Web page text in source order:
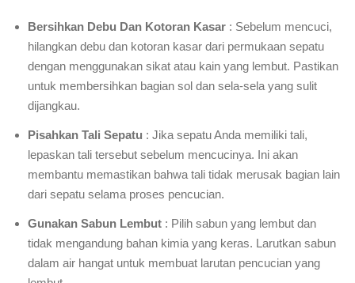
Bersihkan Debu Dan Kotoran Kasar : Sebelum mencuci,
hilangkan debu dan kotoran kasar dari permukaan sepatu
dengan menggunakan sikat atau kain yang lembut. Pastikan
untuk membersihkan bagian sol dan sela-sela yang sulit
dijangkau.
Pisahkan Tali Sepatu : Jika sepatu Anda memiliki tali,
lepaskan tali tersebut sebelum mencucinya. Ini akan
membantu memastikan bahwa tali tidak merusak bagian lain
dari sepatu selama proses pencucian.
Gunakan Sabun Lembut : Pilih sabun yang lembut dan
tidak mengandung bahan kimia yang keras. Larutkan sabun
dalam air hangat untuk membuat larutan pencucian yang